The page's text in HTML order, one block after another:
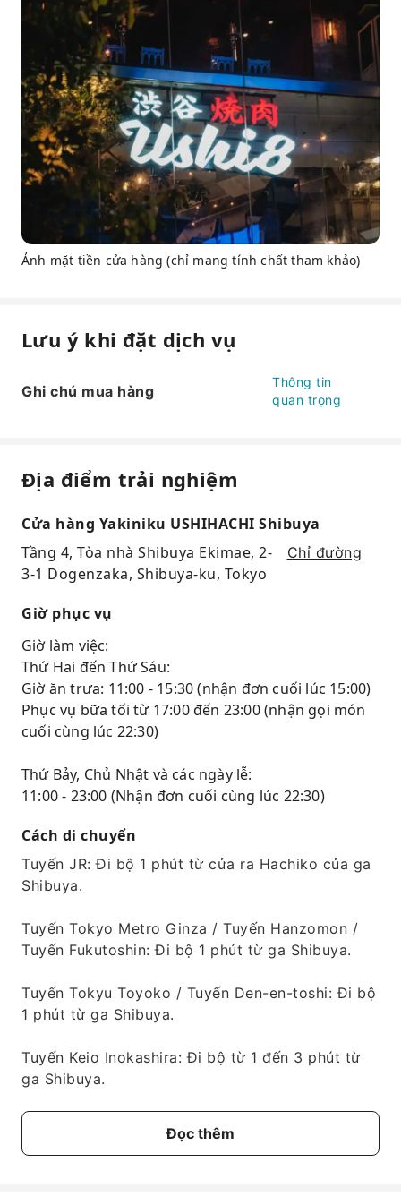
Ảnh mặt tiền cửa hàng (chỉ mang tính chất tham khảo)
Lưu ý khi đặt dịch vụ
Ghi chú mua hàng
Thông tin
quan trọng
Địa điểm trải nghiệm
Cửa hàng Yakiniku USHIHACHI Shibuya
Tầng 4, Tòa nhà Shibuya Ekimae, 2-
3-1 Dogenzaka, Shibuya-ku, Tokyo
Chỉ đường
Giờ phục vụ
Giờ làm việc:
Thứ Hai đến Thứ Sáu:
Giờ ăn trưa: 11:00 - 15:30 (nhận đơn cuối lúc 15:00)
Phục vụ bữa tối từ 17:00 đến 23:00 (nhận gọi món
cuối cùng lúc 22:30)
Thứ Bảy, Chủ Nhật và các ngày lễ:
11:00 - 23:00 (Nhận đơn cuối cùng lúc 22:30)
Cách di chuyển
Tuyến JR: Đi bộ 1 phút từ cửa ra Hachiko của ga
Shibuya.
Tuyến Tokyo Metro Ginza / Tuyến Hanzomon /
Tuyến Fukutoshin: Đi bộ 1 phút từ ga Shibuya.
Tuyến Tokyu Toyoko / Tuyến Den-en-toshi: Đi bộ
1 phút từ ga Shibuya.
Tuyến Keio Inokashira: Đi bộ từ 1 đến 3 phút từ
ga Shibuya.
Đọc thêm